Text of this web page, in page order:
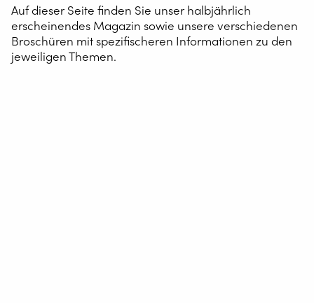
Auf dieser Seite finden Sie unser halbjährlich
erscheinendes Magazin sowie unsere verschiedenen
Broschüren mit spezifischeren Informationen zu den
jeweiligen Themen.